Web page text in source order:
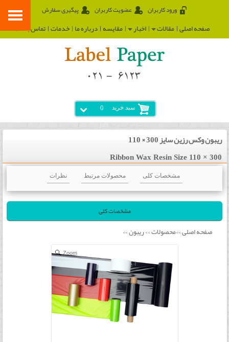
ورود کاربران عضویت کاربران پیگیری سفارش
صفحه اصلی مقالات اخبار مقایسه درباره ما خدمات تماس با ما
سبد خرید 0
ریبون وکس رزین سایز 300 × 110
Ribbon Wax Resin Size 110 × 300
مشخصات کلی محصولات مرتبط نظرات
مشخصات کلی
صفحه اصلی>>محصولات>>ریبون>>
Zoom